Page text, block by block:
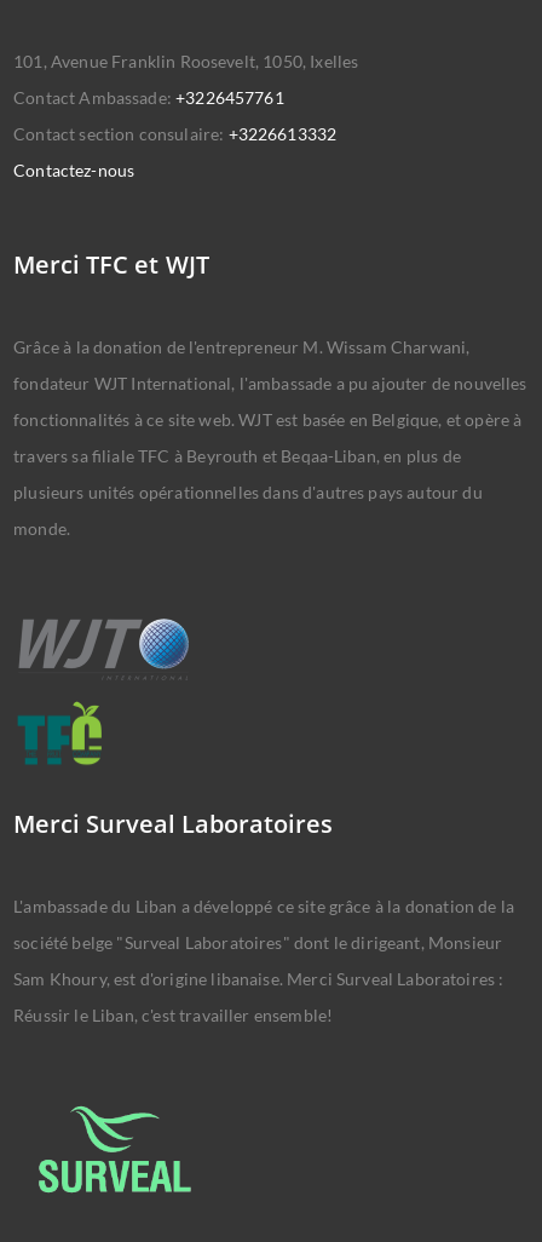
101, Avenue Franklin Roosevelt, 1050, Ixelles
Contact Ambassade:+3226457761
Contact section consulaire: +3226613332
Contactez-nous
Merci TFC et WJT
Grâce à la donation de l'entrepreneur M. Wissam Charwani,
fondateur WJT International, l'ambassade a pu ajouter de nouvelles
fonctionnalités à ce site web. WJT est basée en Belgique, et opère à
travers sa filiale TFC à Beyrouth et Beqaa-Liban, en plus de
plusieurs unités opérationnelles dans d'autres pays autour du
monde.
Merci Surveal Laboratoires
L'ambassade du Liban a développé ce site grâce à la donation de la
société belge "Surveal Laboratoires" dont le dirigeant, Monsieur
Sam Khoury, est d'origine libanaise. Merci Surveal Laboratoires :
Réussir le Liban, c'est travailler ensemble!